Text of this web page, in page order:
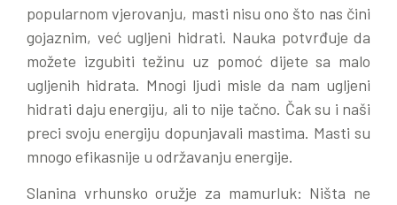
popularnom vjerovanju, masti nisu ono što nas čini
gojaznim, već ugljeni hidrati. Nauka potvrđuje da
možete izgubiti težinu uz pomoć dijete sa malo
ugljenih hidrata. Mnogi ljudi misle da nam ugljeni
hidrati daju energiju, ali to nije tačno. Čak su i naši
preci svoju energiju dopunjavali mastima. Masti su
mnogo efikasnije u održavanju energije.
Slanina vrhunsko oružje za mamurluk: Ništa ne